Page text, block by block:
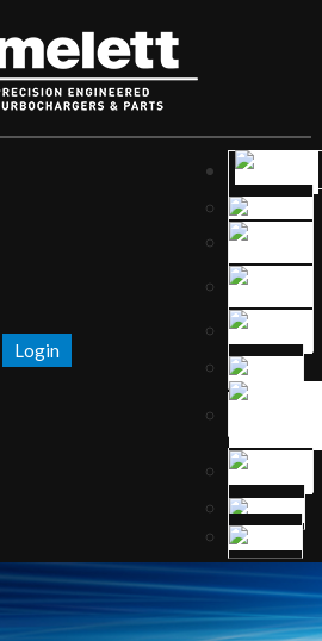
Login